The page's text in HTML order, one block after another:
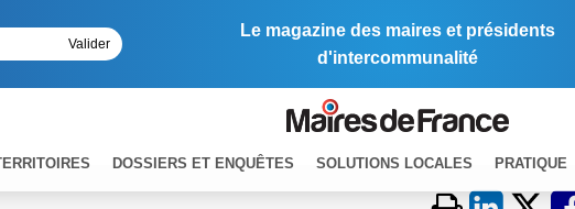
Le magazine des maires et présidents
d'intercommunalité
DOSSIERS ET ENQUÊTES SOLUTIONS LOCALES PRATIQUE